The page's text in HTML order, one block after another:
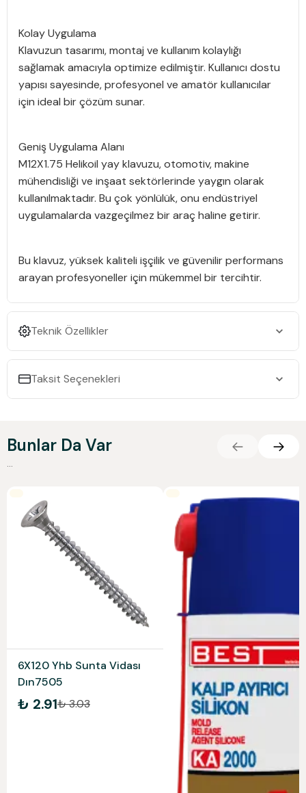
Kolay Uygulama
Klavuzun tasarımı, montaj ve kullanım kolaylığı
sağlamak amacıyla optimize edilmiştir. Kullanıcı dostu
yapısı sayesinde, profesyonel ve amatör kullanıcılar
için ideal bir çözüm sunar.
Geniş Uygulama Alanı
M12X1.75 Helikoil yay klavuzu, otomotiv, makine
mühendisliği ve inşaat sektörlerinde yaygın olarak
kullanılmaktadır. Bu çok yönlülük, onu endüstriyel
uygulamalarda vazgeçilmez bir araç haline getirir.
Bu klavuz, yüksek kaliteli işçilik ve güvenilir performans
arayan profesyoneller için mükemmel bir tercihtir.
Teknik Özellikler
Taksit Seçenekleri
Bunlar Da Var
...
6X120 Yhb Sunta Vidası
Dın7505
₺ 2.91₺ 3.03